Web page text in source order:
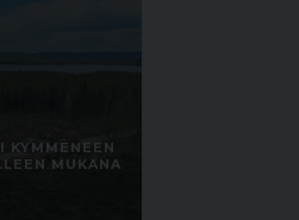
KYMMENEEN
MUKANA